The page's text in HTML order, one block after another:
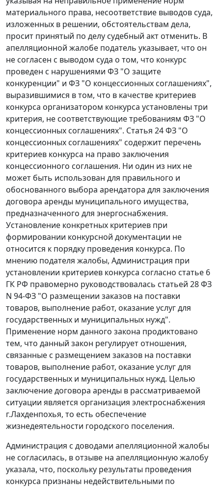
материального права, несоответствие выводов суда,
изложенных в решении, обстоятельствам дела,
просит принятый по делу судебный акт отменить. В
апелляционной жалобе податель указывает, что он
не согласен с выводом суда о том, что конкурс
проведен с нарушениями ФЗ "О защите
конкуренции" и ФЗ "О концессионных соглашениях",
выразившимися в том, что в качестве критериев
конкурса организатором конкурса установлены три
критерия, не соответствующие требованиям ФЗ "О
концессионных соглашениях". Статья 24ФЗ "О
концессионных соглашениях" содержит перечень
критериев конкурса на право заключения
концессионного соглашения. Ни один из них не
может быть использован для правильного и
обоснованного выбора арендатора для заключения
договора аренды муниципального имущества,
предназначенного для энергоснабжения.
Установление конкретных критериев при
формировании конкурсной документации не
относится к порядку проведения конкурса. По
мнению подателя жалобы, Администрация при
установлении критериев конкурса согласно статье 6
ГК РФ правомерно руководствовалась статьей 28ФЗ
N 94-ФЗ "О размещении заказов на поставки
товаров, выполнение работ, оказание услуг для
государственных и муниципальных нужд".
Применение норм данного закона продиктовано
тем, что данный закон регулирует отношения,
связанные с размещением заказов на поставки
товаров, выполнение работ, оказание услуг для
государственных и муниципальных нужд. Целью
заключение договора аренды в рассматриваемой
ситуации является организация электроснабжения
г.Лахденпохья, то есть обеспечение
жизнедеятельности городского поселения.
Администрация с доводами апелляционной жалобы
не согласилась, в отзыве на апелляционную жалобу
указала, что, поскольку результаты проведения
конкурса признаны недействительными по